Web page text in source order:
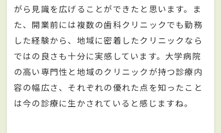
がら見識を広げることができたと思います。ま
た、開業前には複数の歯科クリニックでも勤務
した経験から、地域に密着したクリニックなら
ではの良さも十分に実感しています。大学病院
の高い専門性と地域のクリニックが持つ診療内
容の幅広さ、それぞれの優れた点を知ったこと
は今の診療に生かされていると感じますね。